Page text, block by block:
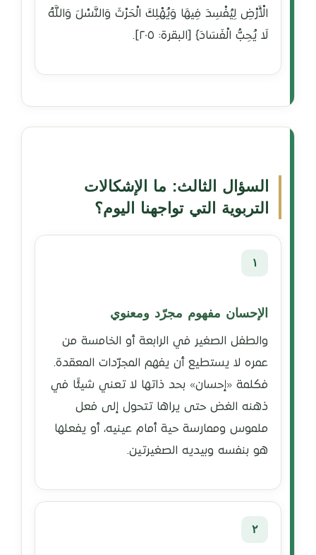
الْأَرْضِ لِيُفْسِدَ فِيهَا وَيُهْلِكَ الْحَرْثَ وَالنَّسْلَ وَاللَّهُ
لَا يُحِبُّ الْفَسَادَ﴾ [البقرة: ٢٠٥].
السؤال الثالث: ما الإشكالات
التربوية التي تواجهنا اليوم؟
١
الإحسان مفهوم مجرّد ومعنوي
والطفل الصغير في الرابعة أو الخامسة من
عمره لا يستطيع أن يفهم المجرّدات المعقدة.
فكلمة «إحسان» بحد ذاتها لا تعني شيئًا في
ذهنه الغض حتى يراها تتحول إلى فعل
ملموس وممارسة حية أمام عينيه، أو يفعلها
هو بنفسه وبيديه الصغيرتين.
٢